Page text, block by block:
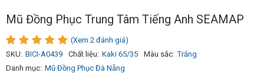
Mũ Đồng Phục Trung Tâm Tiếng Anh SEAMAP
(Xem 2 đánh giá)
SKU: BICI-A0439 Chất liệu: Kaki 65/35 Màu sắc: Trắng
Danh mục: Mũ Đồng Phục Đà Nẵng